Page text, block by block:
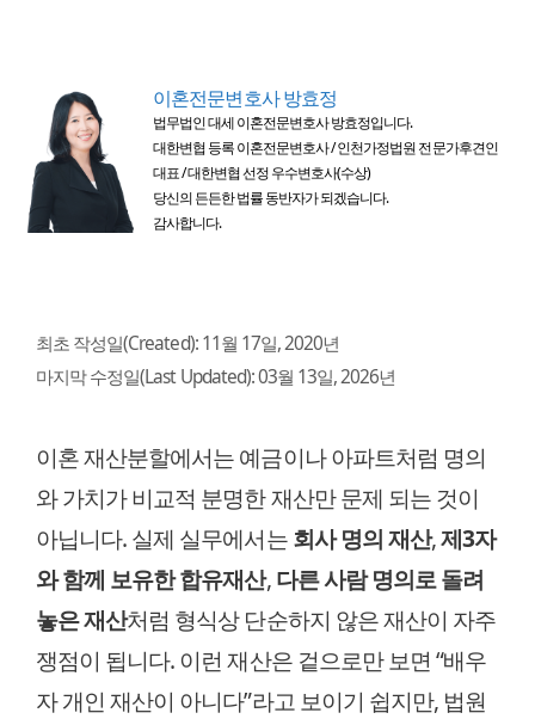
이혼전문변호사 방효정
법무법인 대세 이혼전문변호사 방효정입니다.
대한변협 등록 이혼전문변호사 / 인천가정법원 전문가후견인
대표 / 대한변협 선정 우수변호사(수상)
당신의 든든한 법률 동반자가 되겠습니다.
감사합니다.
최초 작성일(Created):11월 17일, 2020년
마지막 수정일(Last Updated):03월 13일, 2026년
이혼 재산분할에서는 예금이나 아파트처럼 명의
와 가치가 비교적 분명한 재산만 문제 되는 것이
아닙니다. 실제 실무에서는회사 명의 재산,제3자
와 함께 보유한 합유재산,다른 사람 명의로 돌려
놓은 재산처럼 형식상 단순하지 않은 재산이 자주
쟁점이 됩니다. 이런 재산은 겉으로만 보면 “배우
자 개인 재산이 아니다”라고 보이기 쉽지만, 법원